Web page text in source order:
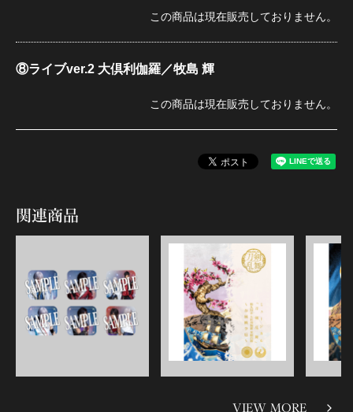
この商品は現在販売しておりません。
⑧ライブver.2 大倶利伽羅／牧島 輝
この商品は現在販売しておりません。
関連商品
VIEW MORE